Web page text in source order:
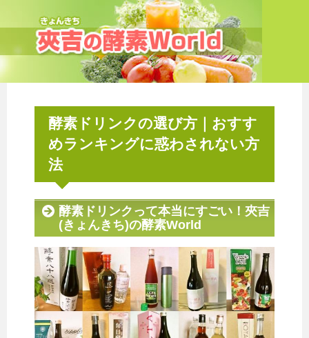
酵素ドリンクの選び方｜おすす
めランキングに惑わされない方
法
酵素ドリンクって本当にすごい！夾吉
(きょんきち)の酵素World